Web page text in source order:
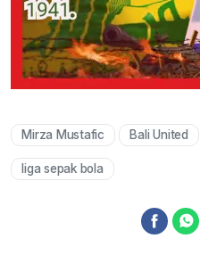
Mirza Mustafic Bali United
liga sepak bola